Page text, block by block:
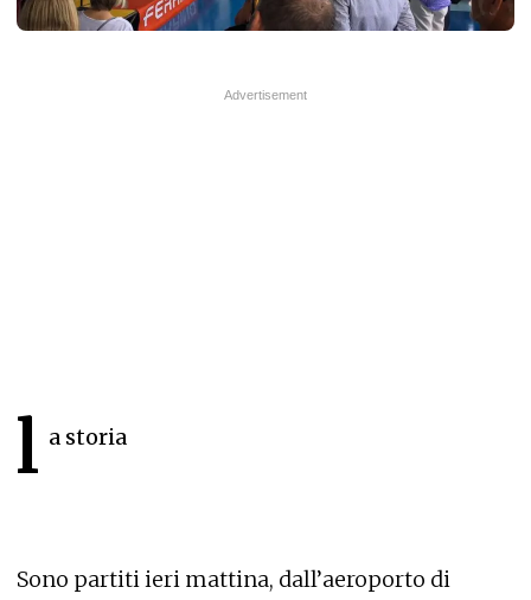
l a storia
Sono partiti ieri mattina, dall’aeroporto di